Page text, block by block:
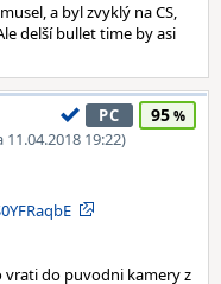
a byl zvyklý na CS,
delší bullet time by asi
19:22)
PC 95
do puvodni kamery z